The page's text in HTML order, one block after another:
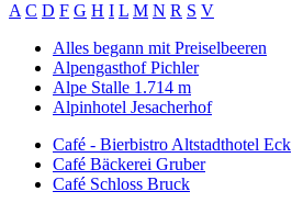
A C D F G H I L M N R S V
Alles begann mit Preiselbeeren
Alpengasthof Pichler
Alpe Stalle 1.714 m
Alpinhotel Jesacherhof
Café - Bierbistro Altstadthotel Eck
Café Bäckerei Gruber
Café Schloss Bruck